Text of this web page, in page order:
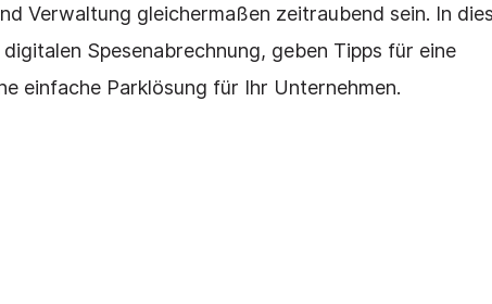
Verwaltung gleichermaßen zeitraubend sein. In
Spesenabrechnung, geben Tipps für eine
einfache Parklösung für Ihr Unternehmen.